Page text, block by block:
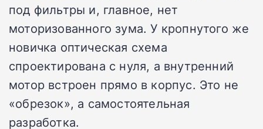
под фильтры и, главное, нет
моторизованного зума. У кропнутого же
новичка оптическая схема
спроектирована с нуля, а внутренний
мотор встроен прямо в корпус. Это не
«обрезок», а самостоятельная
разработка.